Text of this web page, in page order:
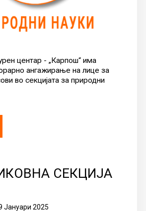
центар - „Карпош“ има
ангажирање на лице за
во секцијата за природни
СЕКЦИЈА
Јануари 2025